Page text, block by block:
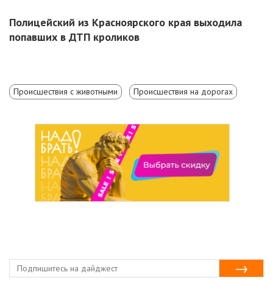
Полицейский из Красноярского края выходила
попавших в ДТП кроликов
Происшествия с животными Происшествия на дорогах